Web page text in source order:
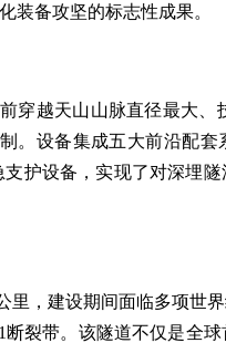
装备攻坚的标志性成果。
穿越天山山脉直径最大
。设备集成五大前沿配
护设备，实现了对深埋
里，建设期间面临多项世
裂带。该隧道不仅是全